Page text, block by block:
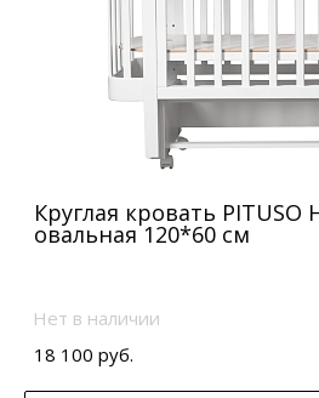
Круглая кровать PITUSO
овальная 120*60 см
Нет в наличии
18 100 руб.